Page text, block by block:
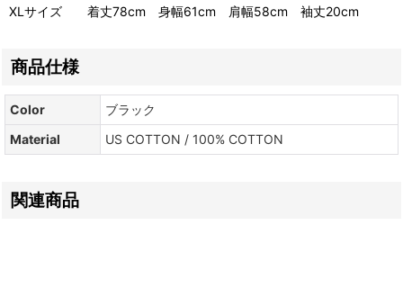
XLサイズ 着丈78cm 身幅61cm 肩幅58cm 袖丈20cm
商品仕様
Color
ブラック
Material
US COTTON / 100% COTTON
関連商品